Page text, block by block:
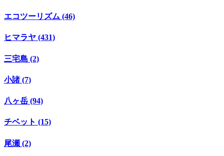
エコツーリズム (46)
ヒマラヤ (431)
三宅島 (2)
小諸 (7)
八ヶ岳 (94)
チベット (15)
尾瀬 (2)